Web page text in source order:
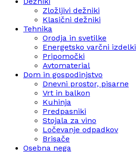
Zložljivi dežniki
Klasični dežniki
Tehnika
Orodja in svetilke
Energetsko varčni izdelki
Pripomočki
Avtomaterial
Dom in gospodinjstvo
Dnevni prostor, pisarne
Vrt in balkon
Kuhinja
Predpasniki
Stojala za vino
Ločevanje odpadkov
Brisače
Osebna nega